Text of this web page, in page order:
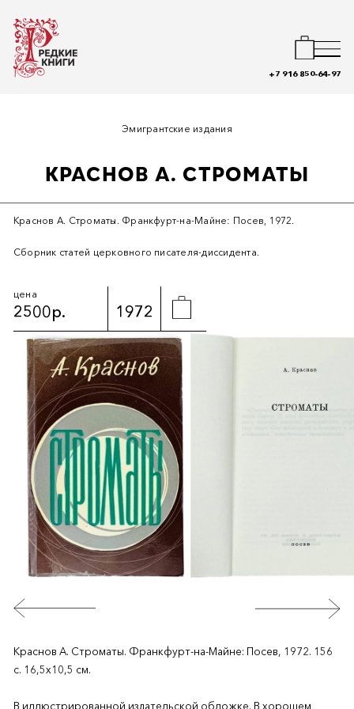
+7 916 850-64-97
Эмигрантские издания
КРАСНОВ А. СТРОМАТЫ
Краснов А. Строматы. Франкфурт-на-Майне: Посев, 1972.
Сборник статей церковного писателя-диссидента.
цена
2500р. 1972
Краснов А. Строматы. Франкфурт-на-Майне: Посев, 1972. 156
c. 16,5х10,5 см.
В иллюстрированной издательской обложке. В хорошем